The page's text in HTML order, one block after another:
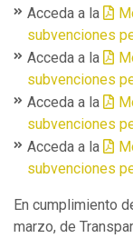
Acceda a la
subvenciones
Acceda a la
subvenciones
Acceda a la
subvenciones
Acceda a la
subvenciones
En cumplimiento
marzo, de